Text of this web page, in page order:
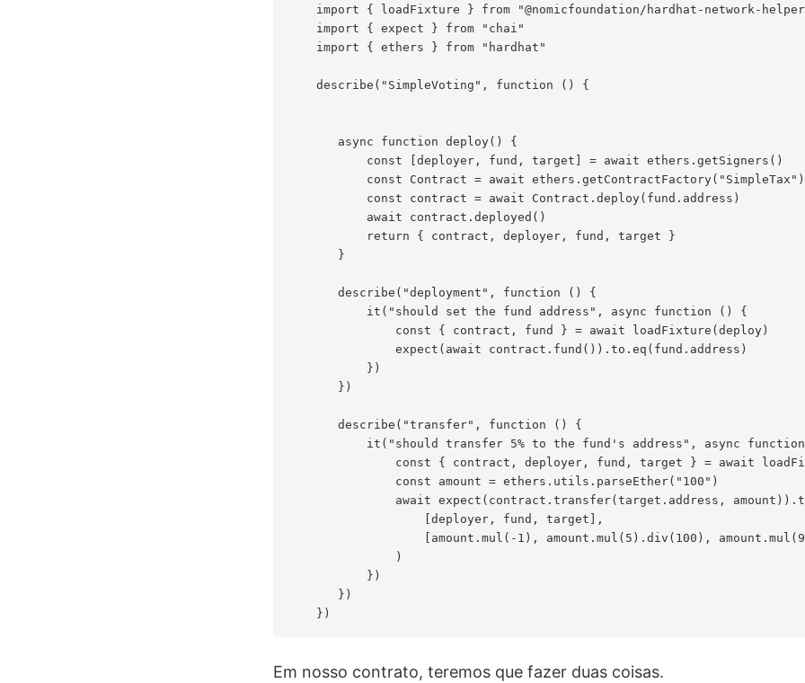
import { loadFixture } from "@nomicfoundation/hardhat-network-
    import { expect } from "chai"
    import { ethers } from "hardhat"
    describe("SimpleVoting", function () {
       async function deploy() {
           const [deployer, fund, target] = await ethers.getSigners()
           const Contract = await ethers.getContractFactory("SimpleTax")
           const contract = await Contract.deploy(fund.address)
           await contract.deployed()
           return { contract, deployer, fund, target }
       }
       describe("deployment", function () {
           it("should set the fund address", async function () {
               const { contract, fund } = await loadFixture(deploy)
               expect(await contract.fund()).to.eq(fund.address)
           })
       })
       describe("transfer", function () {
it("should transfer 5% to the fund's address", async
const { contract, deployer, fund, target } = await
               const amount = ethers.utils.parseEther("100")
await expect(contract.transfer(target.address,
                   [deployer, fund, target],
[amount.mul(-1), amount.mul(5).div(100),
               )
           })
       })
Em nosso contrato, teremos que fazer duas coisas.